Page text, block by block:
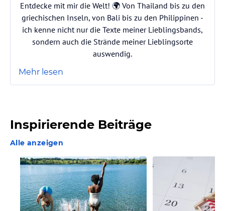
Entdecke mit mir die Welt! 🌍 Von Thailand bis zu den
griechischen Inseln, von Bali bis zu den Philippinen -
ich kenne nicht nur die Texte meiner Lieblingsbands,
sondern auch die Strände meiner Lieblingsorte
auswendig.
Mehr lesen
Inspirierende Beiträge
Alle anzeigen